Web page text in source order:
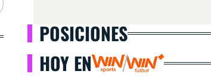
POSICIONES
HOY EN